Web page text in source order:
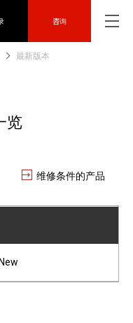
咨询
最新版本
览
维修条件的产品
New